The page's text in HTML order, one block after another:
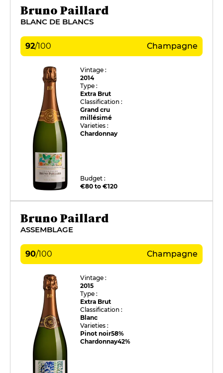
Bruno Paillard
BLANC DE BLANCS
92/100 Champagne
Vintage :
2014
Type :
Extra Brut
Classification :
Grand cru
millésimé
Varieties :
Chardonnay
Budget :
€80 to €120
Bruno Paillard
ASSEMBLAGE
90/100 Champagne
Vintage :
2015
Type :
Extra Brut
Classification :
Blanc
Varieties :
Pinot noir58%
Chardonnay42%